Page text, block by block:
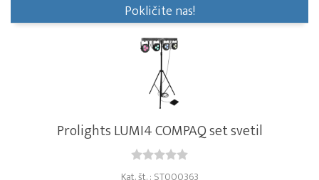
Pokličite nas!
Prolights LUMI4 COMPAQ set svetil